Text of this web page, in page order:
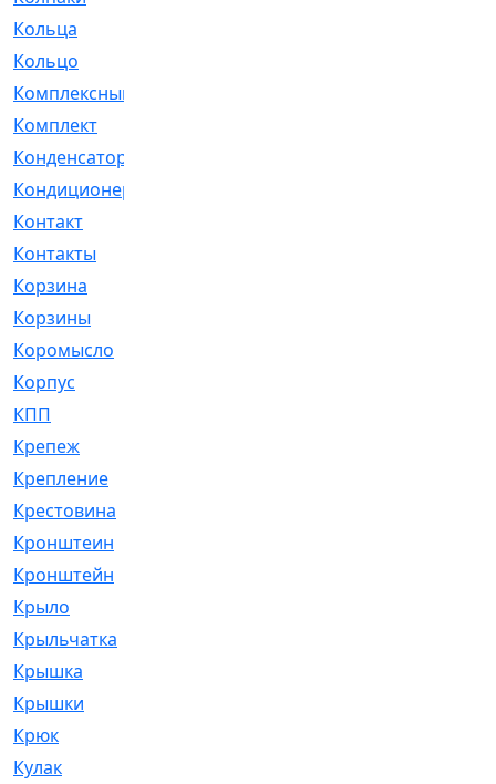
Кольца
Кольцо
Комплексный
Комплект
Конденсатор
Кондиционер
Контакт
Контакты
Корзина
Корзины
Коромысло
Корпус
КПП
Крепеж
Крепление
Крестовина
Кронштеин
Кронштейн
Крыло
Крыльчатка
Крышка
Крышки
Крюк
Кулак